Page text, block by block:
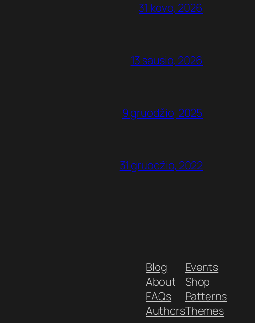
31 kovo, 2026
13 sausio, 2026
9 gruodžio, 2025
31 gruodžio, 2022
Blog
About
FAQs
Authors
Events
Shop
Patterns
Themes